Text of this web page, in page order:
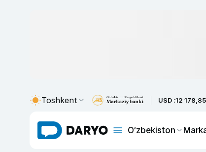
Toshkent USD :12 178,85
O‘zbekiston